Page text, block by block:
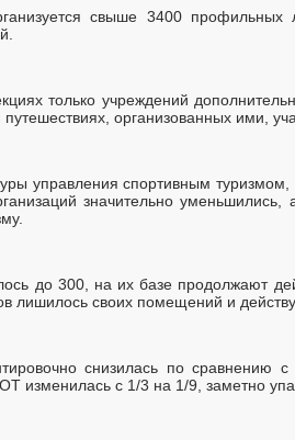
свыше 3400 профильных
только учреждений
организованных ими,
управления спортивным
значительно
до 300, на их базе продолжают
лишилось своих помещений и
снизилась по
изменилась с 1/3 на 1/9, заметно